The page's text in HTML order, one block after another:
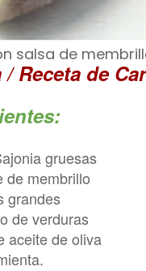
salsa de
Receta de
gruesas
de membrillo
grandes
de verduras
aceite de oliva